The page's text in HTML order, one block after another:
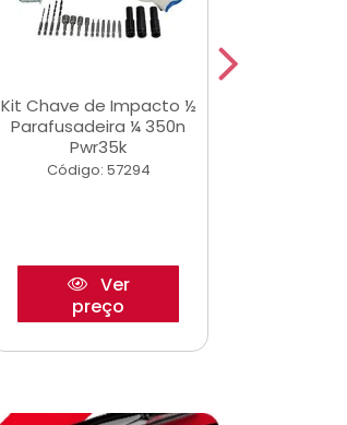
Kit Chave de Impacto ½
Parafusadeira ¼ 350n
Pwr35k
Código: 57294
Ver
preço